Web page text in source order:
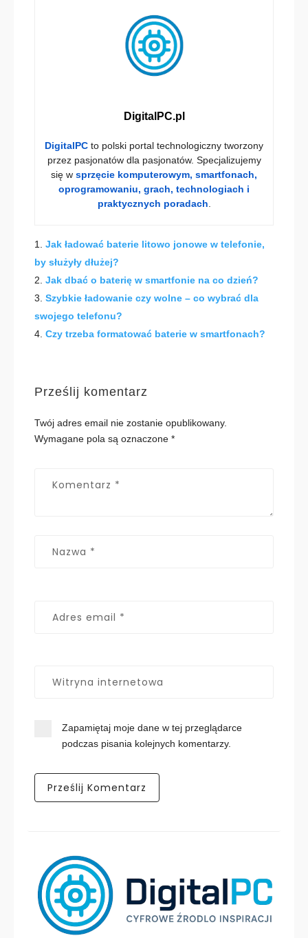
DigitalPC.pl
DigitalPC to polski portal technologiczny tworzony
przez pasjonatów dla pasjonatów. Specjalizujemy
się w sprzęcie komputerowym, smartfonach,
oprogramowaniu, grach, technologiach i
praktycznych poradach
Jak ładować baterie litowo jonowe w telefonie,
by służyły dłużej?
Jak dbać o baterię w smartfonie na co dzień?
Szybkie ładowanie czy wolne – co wybrać dla
swojego telefonu?
Czy trzeba formatować baterie w smartfonach?
Prześlij komentarz
Twój adres email nie zostanie opublikowany.
Wymagane pola są oznaczone*
Zapamiętaj moje dane w tej przeglądarce
podczas pisania kolejnych komentarzy.